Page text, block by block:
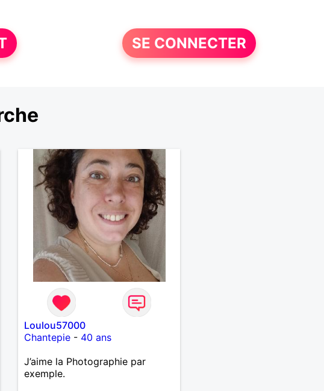
SE CONNECTER
Loulou57000
Chantepie - 40 ans
J’aime la Photographie par
exemple.